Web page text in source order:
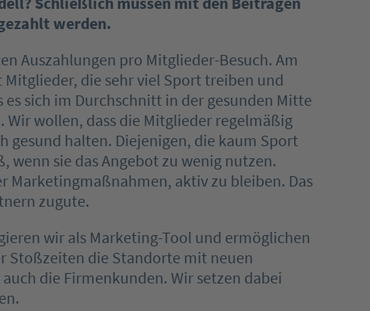
werden.
Auszahlungen pro Mitglieder-Besuch. Am
die sehr viel Sport treiben und
es sich im Durchschnitt in der gesunden Mitte
Wir wollen, dass die Mitglieder regelmäßig
gesund halten. Diejenigen, die kaum Sport
wenn sie das Angebot zu wenig nutzen.
Marketingmaßnahmen, aktiv zu bleiben. Das
zugute.
wir als Marketing-Tool und ermöglichen
Stoßzeiten die Standorte mit neuen
die Firmenkunden. Wir setzen dabei